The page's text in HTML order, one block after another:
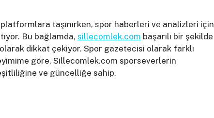
platformlara taşınırken, spor haberleri ve analizleri için
Bu bağlamda, sillecomlek.com başarılı bir şekilde
dikkat çekiyor. Spor gazetecisi olarak farklı
göre, Sillecomlek.com sporseverlerin
ve güncelliğe sahip.